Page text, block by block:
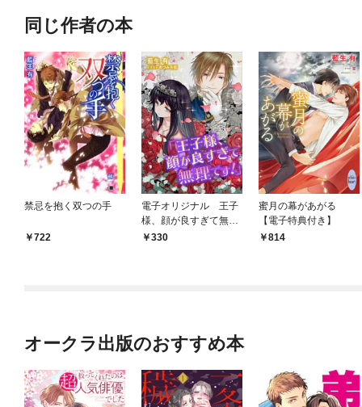
同じ作者の本
禁忌を抱く双つの手
722
電子オリジナル 王子
様、顔が良すぎて無理
です！ 【電子特典付
330
蜜月の幕があがる
【電子特典付き】
814
オークラ出版のおすすめ本